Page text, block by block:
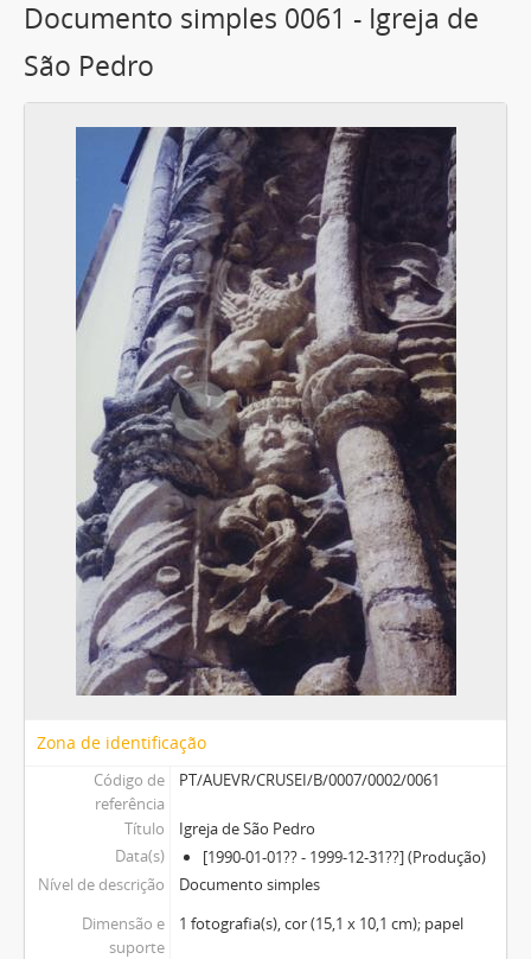
Documento simples 0061 - Igreja de
São Pedro
Zona de identificação
Código de
referência
PT/AUEVR/CRUSEI/B/0007/0002/0061
Título
Igreja de São Pedro
Data(s)
[1990-01-01?? - 1999-12-31??] (Produção)
Nível de descrição
Documento simples
Dimensão e
suporte
1 fotografia(s), cor (15,1 x 10,1 cm); papel